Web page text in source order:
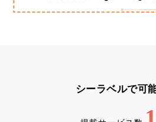
シーラベルで可